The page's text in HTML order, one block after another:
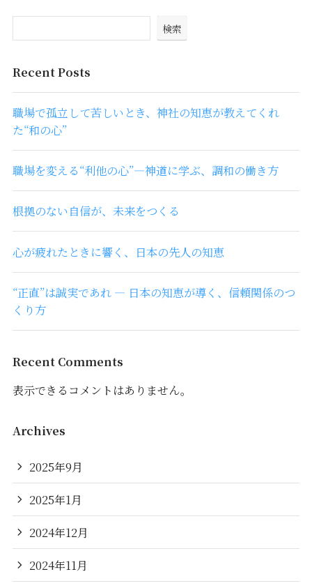
検索
Recent Posts
職場で孤立して苦しいとき、神社の知恵が教えてくれ
た“和の心”
職場を変える“利他の心”―神道に学ぶ、調和の働き方
根拠のない自信が、未来をつくる
心が疲れたときに響く、日本の先人の知恵
“正直”は誠実であれ ― 日本の知恵が導く、信頼関係のつ
くり方
Recent Comments
表示できるコメントはありません。
Archives
2025年9月
2025年1月
2024年12月
2024年11月